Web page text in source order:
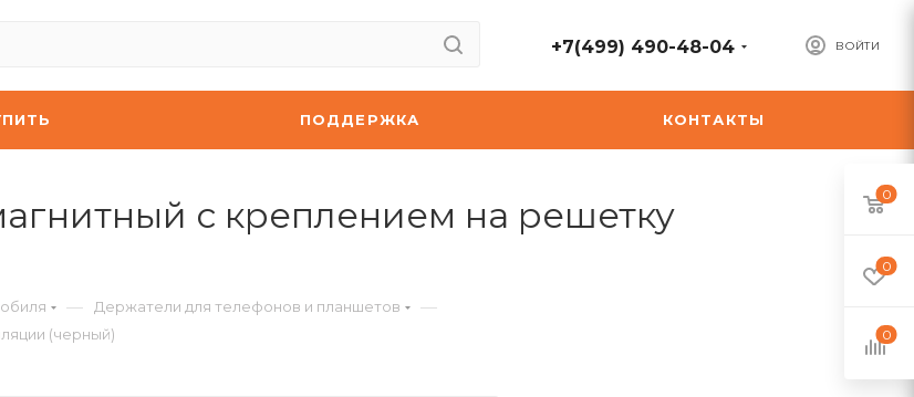
ВОЙТИ
+7(499) 490-48-04
ПОДДЕРЖКА КОНТАКТЫ
с креплением на решетку
— Держатели для телефонов и планшетов —
(черный)
0
0
0